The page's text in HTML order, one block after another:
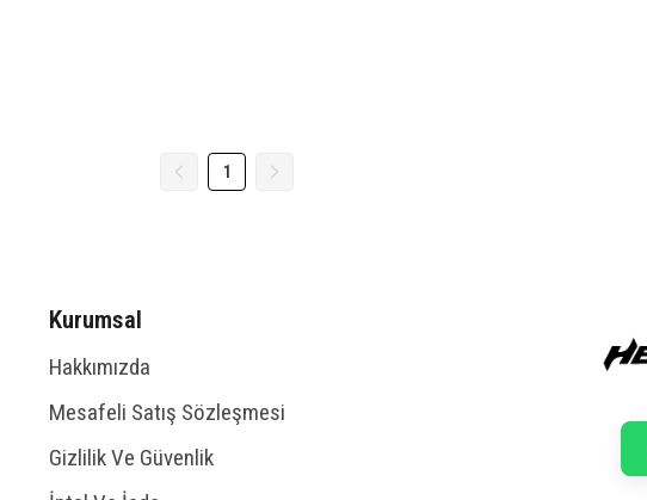
1
Kurumsal
Hakkımızda
Mesafeli Satış Sözleşmesi
Gizlilik Ve Güvenlik